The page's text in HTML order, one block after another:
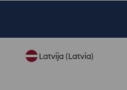
Latvija (Latvia)